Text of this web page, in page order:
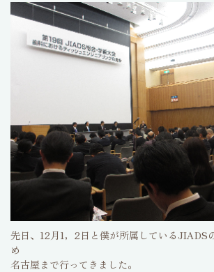
先日、12月1，2日と僕が所属しているJIADS
め
名古屋まで行ってきました。